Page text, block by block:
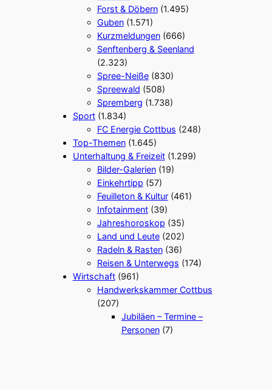
Forst & Döbern(1.495)
Guben(1.571)
Kurzmeldungen(666)
Senftenberg & Seenland
(2.323)
Spree-Neiße(830)
Spreewald (508)
Spremberg (1.738)
Sport(1.834)
FC Energie Cottbus (248)
Top-Themen(1.645)
Unterhaltung & Freizeit(1.299)
Bilder-Galerien(19)
Einkehrtipp (57)
Feuilleton & Kultur(461)
Infotainment(39)
Jahreshoroskop (35)
Land und Leute(202)
Radeln & Rasten(36)
Reisen & Unterwegs (174)
Wirtschaft(961)
Handwerkskammer Cottbus
(207)
Jubiläen – Termine –
Personen(7)